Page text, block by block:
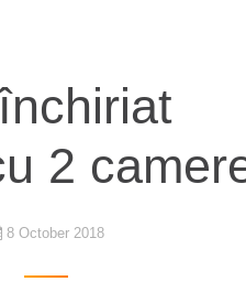
2
8 October 2018